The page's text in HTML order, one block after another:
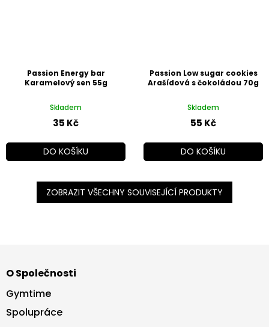
Passion Energy bar
Karamelový sen 55g
Skladem
35 Kč
DO KOŠÍKU
Passion Low sugar cookies
Arašídová s čokoládou 70g
Skladem
55 Kč
DO KOŠÍKU
ZOBRAZIT VŠECHNY SOUVISEJÍCÍ PRODUKTY
p
a
O Společnosti
Gymtime
Spolupráce